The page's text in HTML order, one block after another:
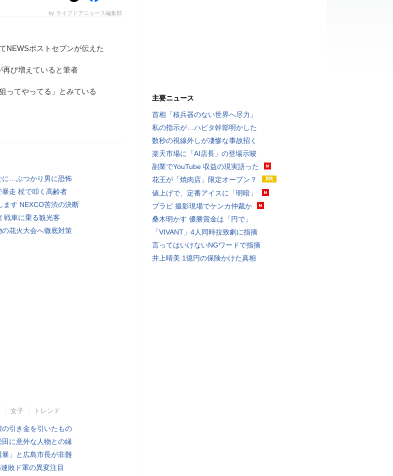
by ライブドアニュース編集部
NEWSポストセブンが伝えた
再び増えていると筆者
ってやってる」とみている
に…ぶつかり男に恐怖
暴走 杖で叩く高齢者
ます NEXCO苦渋の決断
戦車に乗る観光客
の花火大会へ徹底対策
女子 トレンド
の引き金を引いたもの
田に意外な人物との縁
暴」と広島市長が非難
敗ド軍の異変注目
主要ニュース
首相「核兵器のない世界へ尽力」
私の指示が…ハビタ幹部明かした
数秒の視線外しが凄惨な事故招く
楽天市場に「AI店長」の登場示唆
副業でYouTube 収益の現実語った
花王が「焼肉店」限定オープン？
値上げで、定番アイスに「明暗」
ブラピ 撮影現場でケンカ仲裁か
桑木明かす 優勝賞金は「円で」
「VIVANT」4人同時拉致劇に指摘
言ってはいけないNGワードで指摘
井上晴美 1億円の保険かけた真相